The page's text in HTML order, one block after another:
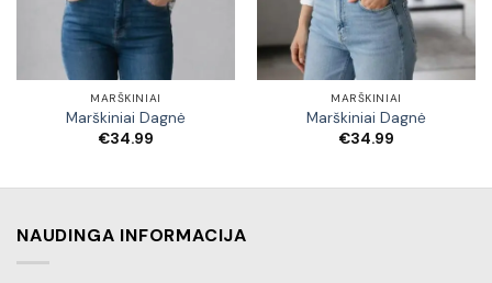
MARŠKINIAI
Marškiniai Dagnė
€34.99
MARŠKINIAI
Marškiniai Dagnė
€34.99
NAUDINGA INFORMACIJA